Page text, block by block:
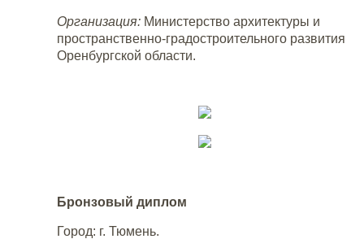
Организация: Министерство архитектуры и
пространственно-градостроительного развития
Оренбургской области.
Бронзовый диплом
Город: г. Тюмень.